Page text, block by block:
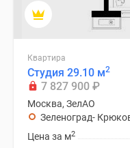
Квартира
Студия 29.10 м2
7 827 900 ₽
Москва, ЗелАО
Зеленоград-
Цена за м2